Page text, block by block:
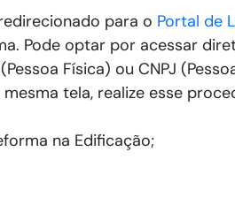
para o Portal de
Pode optar por acessar
Física) ou CNPJ
tela, realize esse
na Edificação;